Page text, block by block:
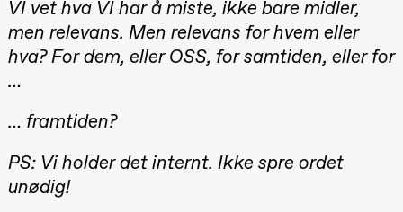
crypt_ –
by Yuri
Umemoto
Store scene
Friday, 18 September
20:00
Pinquins &
Kjersti Alm
Eriksen
Hi sida
VI vet hva VI har å miste, ikke bare midler,
men relevans. Men relevans for hvem eller
hva? For dem, eller OSS, for samtiden, eller for
…
… framtiden?
PS: Vi holder det internt. Ikke spre ordet
unødig!